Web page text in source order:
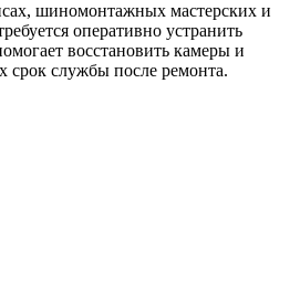
шиномонтажных мастерских и
оперативно устранить
восстановить камеры и
срок службы после ремонта.